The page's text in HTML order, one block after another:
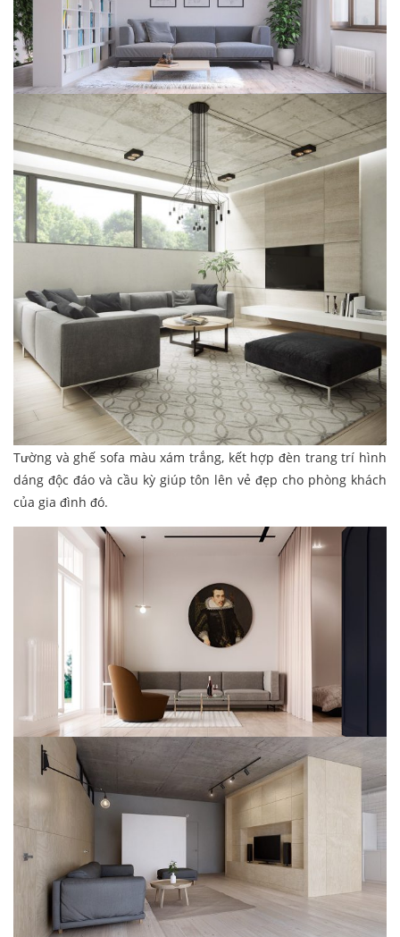
Tường và ghế sofa màu xám trắng, kết hợp đèn trang trí hình
dáng độc đáo và cầu kỳ giúp tôn lên vẻ đẹp cho phòng khách
của gia đình đó.